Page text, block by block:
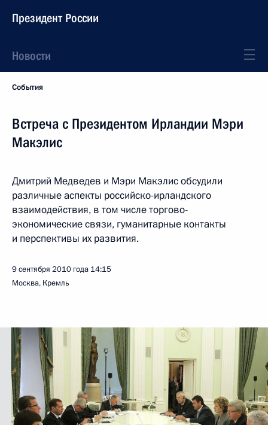
Президент России
Новости
События
Встреча с Президентом Ирландии Мэри
Макэлис
Дмитрий Медведев и Мэри Макэлис обсудили
различные аспекты российско-ирландского
взаимодействия, в том числе торгово-
экономические связи, гуманитарные контакты
и перспективы их развития.
9 сентября 2010 года 14:15
Москва, Кремль